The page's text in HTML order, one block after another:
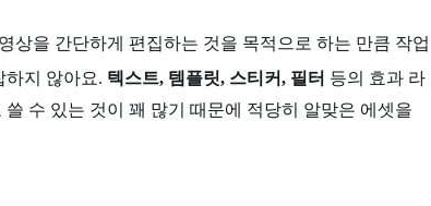
영상을 간단하게 편집하는 것을 목적으로 하는 만큼 작업
하지 않아요. 텍스트, 템플릿, 스티커, 필터 등의 효과 라
수 있는 것이 꽤 많기 때문에 적당히 알맞은 에셋을